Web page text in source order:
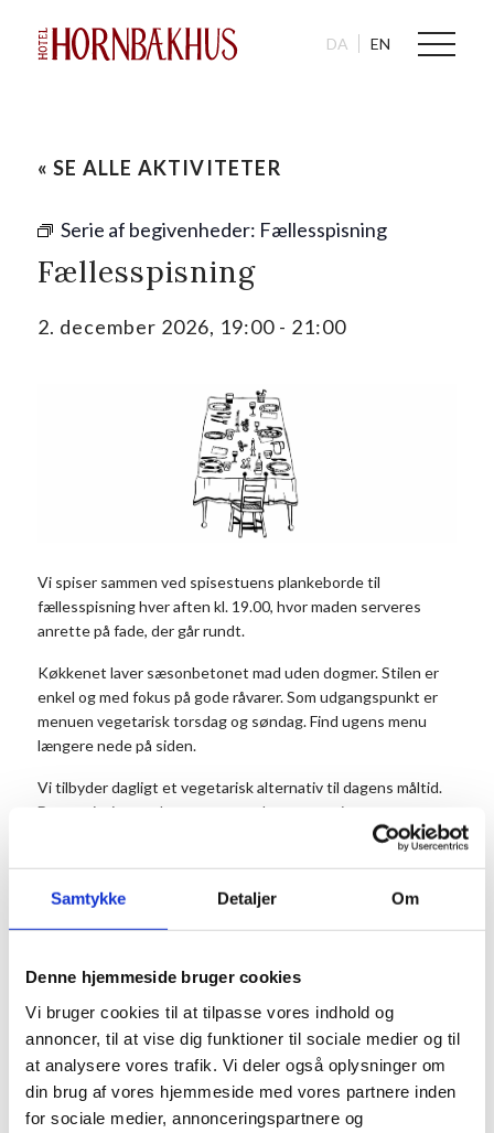
Samtykke Detaljer Om
Denne hjemmeside bruger cookies
Vi bruger cookies til at tilpasse vores indhold og
annoncer, til at vise dig funktioner til sociale medier og til
at analysere vores trafik. Vi deler også oplysninger om
din brug af vores hjemmeside med vores partnere inden
for sociale medier, annonceringspartnere og
DA EN
« SE ALLE AKTIVITETER
Serie af begivenheder: Fællesspisning
Fællesspisning
2. december 2026, 19:00- 21:00
Vi spiser sammen ved spisestuens plankeborde til
fællesspisning hver aften kl. 19.00, hvor maden serveres
anrette på fade, der går rundt.
Køkkenet laver sæsonbetonet mad uden dogmer. Stilen er
enkel og med fokus på gode råvarer. Som udgangspunkt er
menuen vegetarisk torsdag og søndag. Find ugens menu
længere nede på siden.
Vi tilbyder dagligt et vegetarisk alternativ til dagens måltid.
Det er vigtigt, at du noterer antal vegetarer i
dessert. Dessert og kaffe kan købes efter maden. Børn til og
med 3 år betaler ikke.
Husk at reservere dine pladser på forhånd.
Ankom gerne ca. 20 minutter før, så du kan få noget at drikke
og finde en plads ved langbordet, inden maden serveres.
Vi kan ikke tilpasse maden eller garantere veganske, mælkefri
eller glutenfri muligheder.
Der tages forbehold for ændringer i menuen.